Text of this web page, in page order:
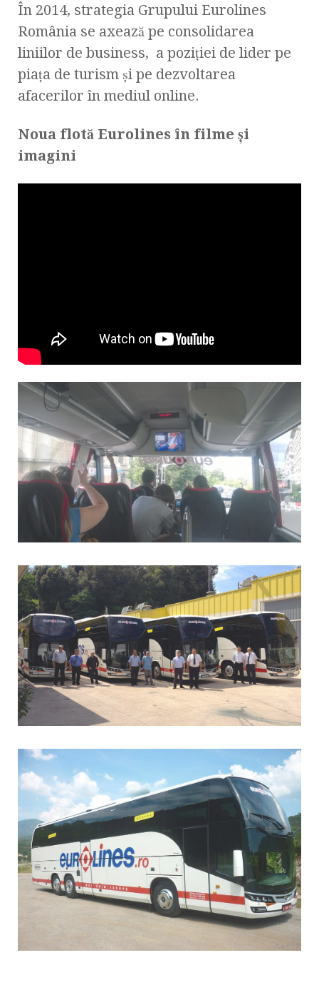
În 2014, strategia Grupului Eurolines
România se axează pe consolidarea
liniilor de business, a poziţiei de lider pe
piaţa de turism şi pe dezvoltarea
afacerilor în mediul online.
Noua flotă Eurolines în filme şi
imagini